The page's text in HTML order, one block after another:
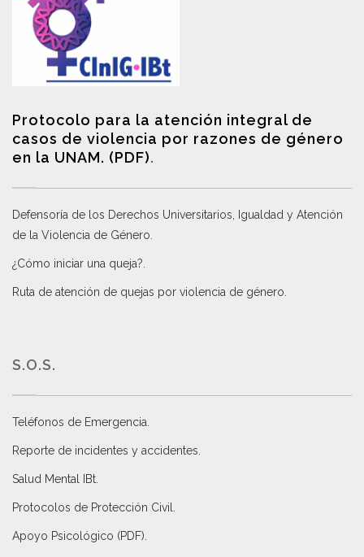
Protocolo para la atención integral de
casos de violencia por razones de género
en la UNAM. (PDF).
Defensoría de los Derechos Universitarios, Igualdad y Atención
de la Violencia de Género
¿Cómo iniciar una queja?
Ruta de atención de quejas por violencia de género
S.O.S.
Teléfonos de Emergencia.
Reporte de incidentes y accidentes
Salud Mental IBt
Protocolos de Protección Civil
Apoyo Psicológico (PDF)